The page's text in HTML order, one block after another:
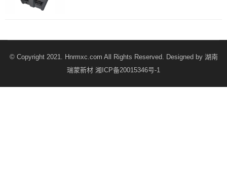
© Copyright 2021. Hnrmxc.com All Rights Reserved. Designed by 湖南
瑞蒙新材 湘ICP备20015346号-1